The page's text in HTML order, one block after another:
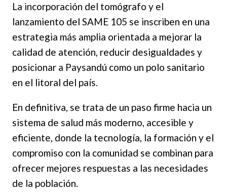
La incorporación del tomógrafo y el
lanzamiento del SAME 105 se inscriben en una
estrategia más amplia orientada a mejorar la
calidad de atención, reducir desigualdades y
posicionar a Paysandú como un polo sanitario
en el litoral del país.
En definitiva, se trata de un paso firme hacia un
sistema de salud más moderno, accesible y
eficiente, donde la tecnología, la formación y el
compromiso con la comunidad se combinan para
ofrecer mejores respuestas a las necesidades
de la población.